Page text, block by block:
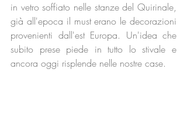
in vetro soffiato nelle stanze del Quirinale,
già all'epoca il must erano le decorazioni
provenienti dall'est Europa. Un'idea che
subito prese piede in tutto lo stivale e
ancora oggi risplende nelle nostre case.